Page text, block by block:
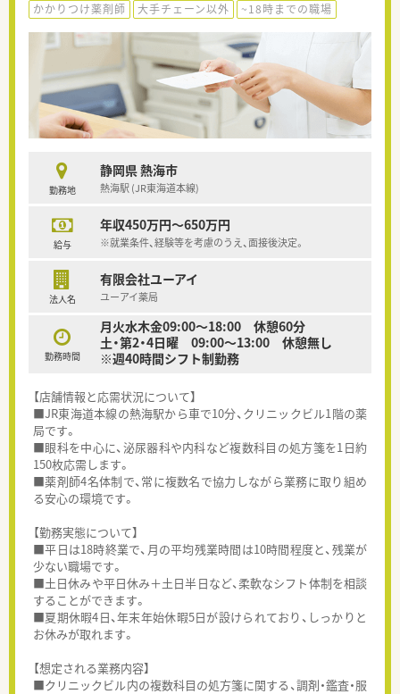
かかりつけ薬剤師
大手チェーン以外 ~18時までの職場
勤務地
静岡県 熱海市
熱海駅 (JR東海道本線)
給与
年収450万円～650万円
※就業条件、経験等を考慮のうえ、面接後決定。
法人名
有限会社ユーアイ
ユーアイ薬局
勤務時間
月火水木金09:00～18:00 休憩60分
土・第2・4日曜 09:00～13:00 休憩無し
※週40時間シフト制勤務
【店舗情報と応需状況について】
■JR東海道本線の熱海駅から車で10分、クリニックビル1階の薬
局です。
■眼科を中心に、泌尿器科や内科など複数科目の処方箋を1日約
150枚応需します。
■薬剤師4名体制で、常に複数名で協力しながら業務に取り組め
る安心の環境です。
【勤務実態について】
■平日は18時終業で、月の平均残業時間は10時間程度と、残業が
少ない職場です。
■土日休みや平日休み＋土日半日など、柔軟なシフト体制を相談
することができます。
■夏期休暇4日、年末年始休暇5日が設けられており、しっかりと
お休みが取れます。
【想定される業務内容】
■クリニックビル内の複数科目の処方箋に関する、調剤・鑑査・服